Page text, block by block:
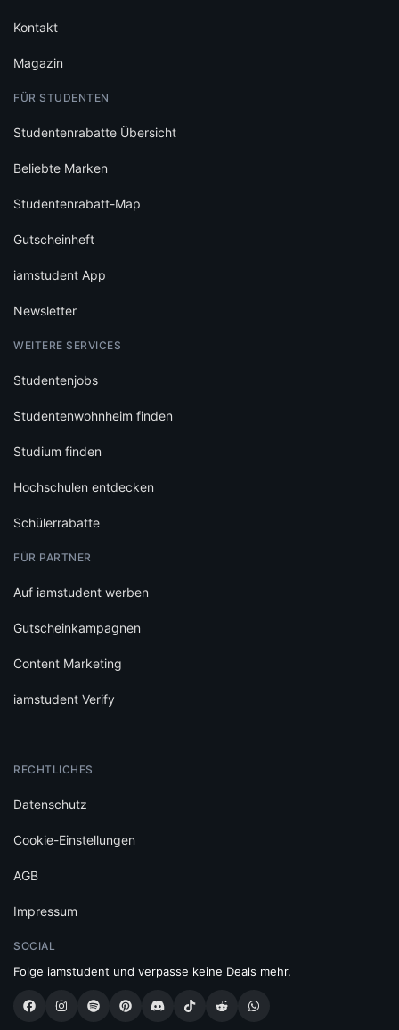
Kontakt
Magazin
FÜR STUDENTEN
Studentenrabatte Übersicht
Beliebte Marken
Studentenrabatt-Map
Gutscheinheft
iamstudent App
Newsletter
WEITERE SERVICES
Studentenjobs
Studentenwohnheim finden
Studium finden
Hochschulen entdecken
Schülerrabatte
FÜR PARTNER
Auf iamstudent werben
Gutscheinkampagnen
Content Marketing
iamstudent Verify
RECHTLICHES
Datenschutz
Cookie-Einstellungen
AGB
Impressum
SOCIAL
Folge iamstudent und verpasse keine Deals mehr.